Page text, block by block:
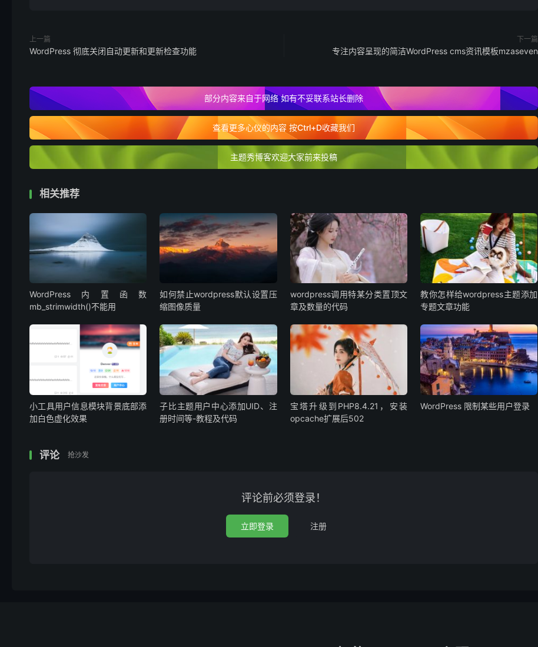
上一篇
WordPress 彻底关闭自动更新和更新检查功能
下一篇
专注内容呈现的简洁WordPress cms资讯模板mzaseven
部分内容来自于网络 如有不妥联系站长删除
查看更多心仪的内容 按Ctrl+D收藏我们
主题秀博客欢迎大家前来投稿
相关推荐
WordPress内置函数
mb_strimwidth()不能用
如何禁止wordpress默认设置压
缩图像质量
wordpress调用特某分类置顶文
章及数量的代码
教你怎样给wordpress主题添加
专题文章功能
小工具用户信息模块背景底部添
加白色虚化效果
子比主题用户中心添加UID、注
册时间等-教程及代码
宝塔升级到PHP8.4.21，安装
opcache扩展后502
WordPress 限制某些用户登录
评论 抢沙发
评论前必须登录！
立即登录 注册